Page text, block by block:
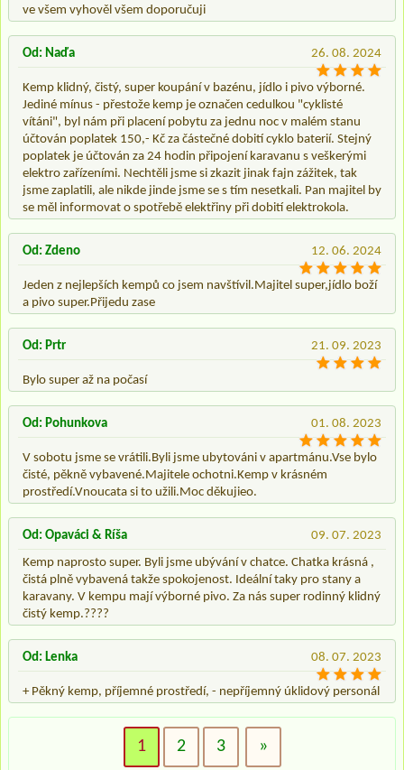
ve všem vyhověl všem doporučuji
26. 08. 2024
Od: Naďa
Kemp klidný, čistý, super koupání v bazénu, jídlo i pivo výborné.
Jediné mínus - přestože kemp je označen cedulkou "cyklisté
vítáni", byl nám při placení pobytu za jednu noc v malém stanu
účtován poplatek 150,- Kč za částečné dobití cyklo baterií. Stejný
poplatek je účtován za 24 hodin připojení karavanu s veškerými
elektro zařízeními. Nechtěli jsme si zkazit jinak fajn zážitek, tak
jsme zaplatili, ale nikde jinde jsme se s tím nesetkali. Pan majitel by
se měl informovat o spotřebě elektřiny při dobití elektrokola.
12. 06. 2024
Od: Zdeno
Jeden z nejlepších kempů co jsem navštívil.Majitel super,jídlo boží
a pivo super.Přijedu zase
21. 09. 2023
Od: Prtr
Bylo super až na počasí
01. 08. 2023
Od: Pohunkova
V sobotu jsme se vrátili.Byli jsme ubytováni v apartmánu.Vse bylo
čisté, pěkně vybavené.Majitele ochotni.Kemp v krásném
prostředí.Vnoucata si to užili.Moc děkujieo.
09. 07. 2023
Od: Opaváci & Ríša
Kemp naprosto super. Byli jsme ubývání v chatce. Chatka krásná ,
čistá plně vybavená takže spokojenost. Ideální taky pro stany a
karavany. V kempu mají výborné pivo. Za nás super rodinný klidný
čistý kemp.????
08. 07. 2023
Od: Lenka
+ Pěkný kemp, příjemné prostředí, - nepříjemný úklidový personál
1 2 3 »